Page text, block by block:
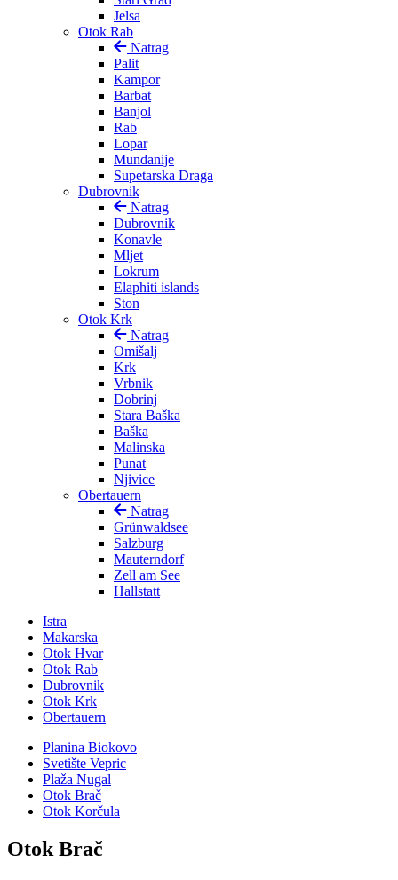
Jelsa
Otok Rab
Natrag
Palit
Kampor
Barbat
Banjol
Rab
Lopar
Mundanije
Supetarska Draga
Dubrovnik
Natrag
Dubrovnik
Konavle
Mljet
Lokrum
Elaphiti islands
Ston
Otok Krk
Natrag
Omišalj
Krk
Vrbnik
Dobrinj
Stara Baška
Baška
Malinska
Punat
Njivice
Obertauern
Natrag
Grünwaldsee
Salzburg
Mauterndorf
Zell am See
Hallstatt
Istra
Makarska
Otok Hvar
Otok Rab
Dubrovnik
Otok Krk
Obertauern
Planina Biokovo
Svetište Vepric
Plaža Nugal
Otok Brač
Otok Korčula
Otok Brač